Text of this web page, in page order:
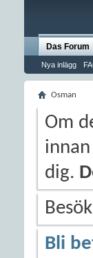
Das Forum
Nya inlägg
Osman
Om
dig.
Bli